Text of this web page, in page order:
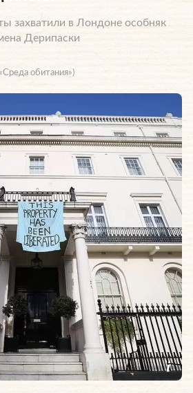
захватили в Лондоне особняк
Дерипаски
обитания»)